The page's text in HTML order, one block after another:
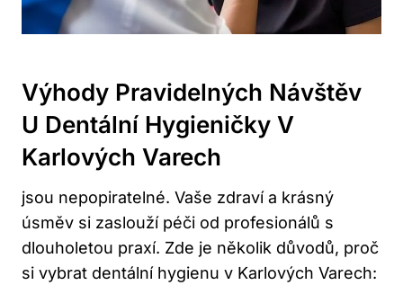
Výhody Pravidelných Návštěv
U Dentální Hygieničky V
Karlových Varech
jsou nepopiratelné. Vaše zdraví a krásný
úsměv si zaslouží péči od profesionálů s
dlouholetou praxí. Zde je několik důvodů, proč
si vybrat dentální hygienu v Karlových Varech: